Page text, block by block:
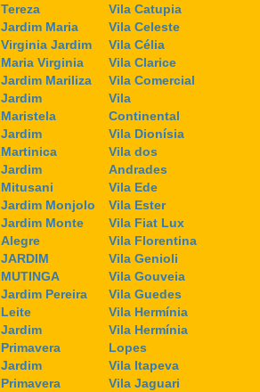
Tereza
Jardim Maria
Virginia Jardim
Maria Virginia
Jardim Mariliza
Jardim
Maristela
Jardim
Martinica
Jardim
Mitusani
Jardim Monjolo
Jardim Monte
Alegre
JARDIM
MUTINGA
Jardim Pereira
Leite
Jardim
Primavera
Jardim
Primavera
Vila Catupia
Vila Celeste
Vila Célia
Vila Clarice
Vila Comercial
Vila
Continental
Vila Dionísia
Vila dos
Andrades
Vila Ede
Vila Ester
Vila Fiat Lux
Vila Florentina
Vila Genioli
Vila Gouveia
Vila Guedes
Vila Hermínia
Vila Hermínia
Lopes
Vila Itapeva
Vila Jaguari